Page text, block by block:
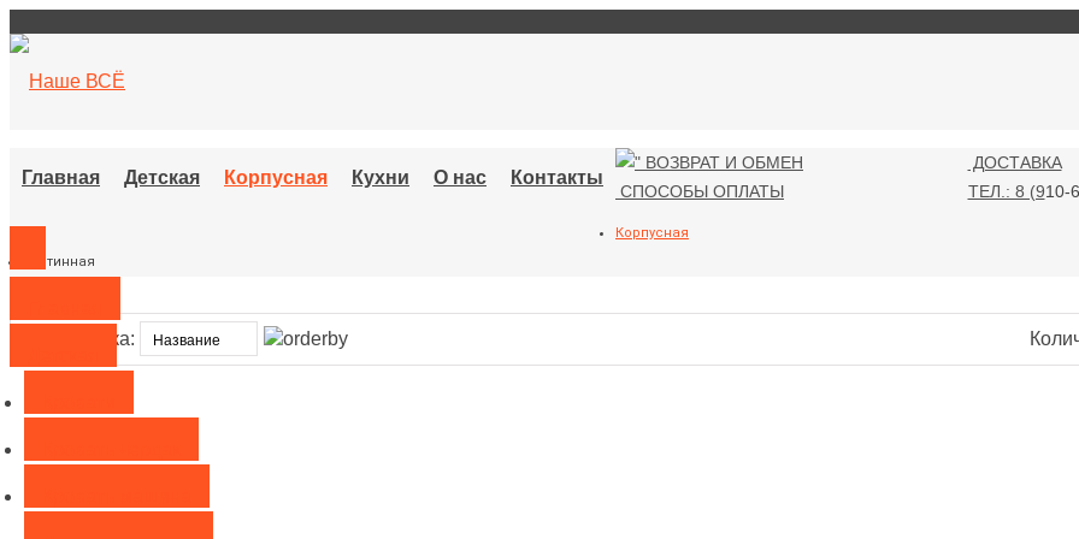
Главная Детская Корпусная Кухни О нас Контакты
ВОЗВРАТ И ОБМЕН
ДОСТАВКА
СПОСОБЫ ОПЛАТЫ
ТЕЛ.: 8 (910-
Корпусная
Гостинная
Сортировка: